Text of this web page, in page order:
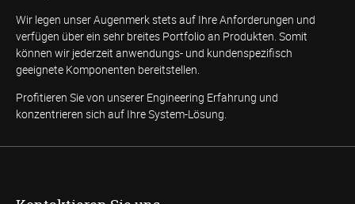
Wir legen unser Augenmerk stets auf Ihre Anforderungen und
verfügen über ein sehr breites Portfolio an Produkten. Somit
können wir jederzeit anwendungs- und kundenspezifisch
geeignete Komponenten bereitstellen.
Profitieren Sie von unserer Engineering Erfahrung und
konzentrieren sich auf Ihre System-Lösung.